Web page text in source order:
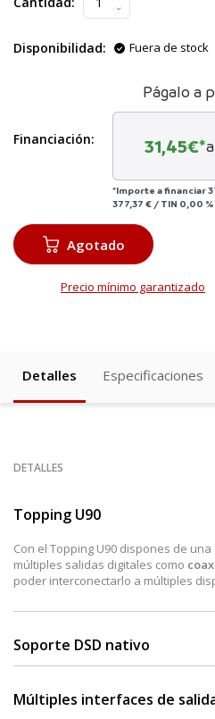
Disponibilidad: Fuera de stock
Financiación:
Págalo a
31,45€*
*Importe a financiar
377,37 € / TIN 0,00 %
Agotado
Precio mínimo garantizado
Detalles Especificaciones
DETALLES
Topping U90
Con el Topping U90 dispones de
múltiples salidas digitales como
poder interconectarlo a múltiples
Soporte DSD nativo
y DSD512 nativo, para que disfrutes
posible allá donde lo conectes.
Múltiples interfaces de